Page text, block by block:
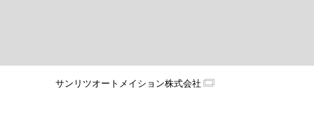
サンリツオートメイション株式会社